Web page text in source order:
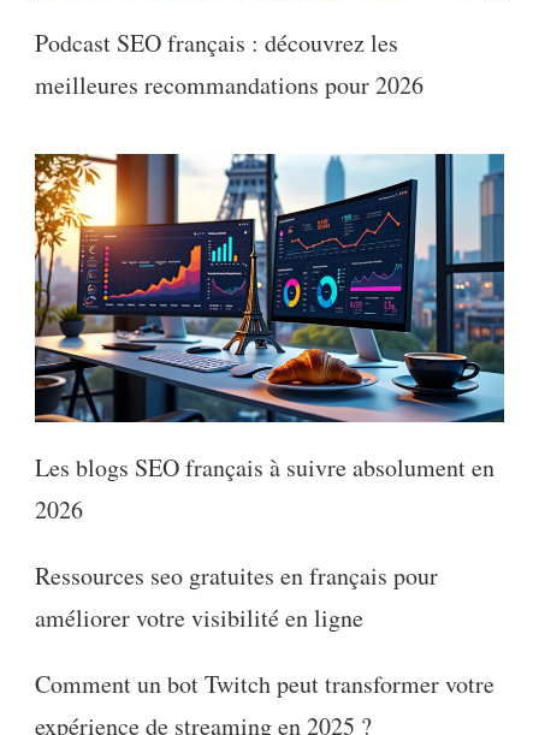
Podcast SEO français : découvrez les
meilleures recommandations pour 2026
Les blogs SEO français à suivre absolument en
2026
Ressources seo gratuites en français pour
améliorer votre visibilité en ligne
Comment un bot Twitch peut transformer votre
expérience de streaming en 2025 ?